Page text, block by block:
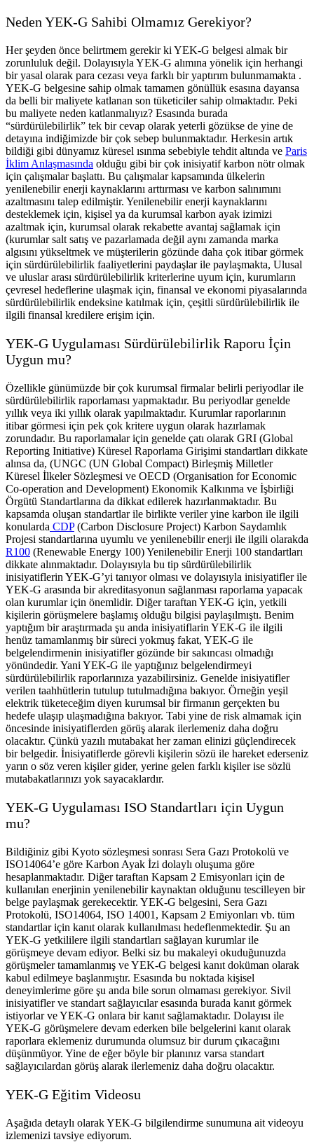
Neden YEK-G Sahibi Olmamız Gerekiyor?
Her şeyden önce belirtmem gerekir ki YEK-G belgesi almak bir
zorunluluk değil. Dolayısıyla YEK-G alımına yönelik için herhangi
bir yasal olarak para cezası veya farklı bir yaptırım bulunmamakta .
YEK-G belgesine sahip olmak tamamen gönüllük esasına dayansa
da belli bir maliyete katlanan son tüketiciler sahip olmaktadır. Peki
bu maliyete neden katlanmalıyız? Esasında burada
“sürdürülebilirlik” tek bir cevap olarak yeterli gözükse de yine de
detayına indiğimizde bir çok sebep bulunmaktadır. Herkesin artık
bildiği gibi dünyamız küresel ısınma sebebiyle tehdit altında ve Paris
İklim Anlaşmasında olduğu gibi bir çok inisiyatif karbon nötr olmak
için çalışmalar başlattı. Bu çalışmalar kapsamında ülkelerin
yenilenebilir enerji kaynaklarını arttırması ve karbon salınımını
azaltmasını talep edilmiştir. Yenilenebilir enerji kaynaklarını
desteklemek için, kişisel ya da kurumsal karbon ayak izimizi
azaltmak için, kurumsal olarak rekabette avantaj sağlamak için
(kurumlar salt satış ve pazarlamada değil aynı zamanda marka
algısını yükseltmek ve müşterilerin gözünde daha çok itibar görmek
için sürdürülebilirlik faaliyetlerini paydaşlar ile paylaşmakta, Ulusal
ve uluslar arası sürdürülebilirlik kriterlerine uyum için, kurumların
çevresel hedeflerine ulaşmak için, finansal ve ekonomi piyasalarında
sürdürülebilirlik endeksine katılmak için, çeşitli sürdürülebilirlik ile
ilgili finansal kredilere erişim için.
YEK-G Uygulaması Sürdürülebilirlik Raporu İçin
Uygun mu?
Özellikle günümüzde bir çok kurumsal firmalar belirli periyodlar ile
sürdürülebilirlik raporlaması yapmaktadır. Bu periyodlar genelde
yıllık veya iki yıllık olarak yapılmaktadır. Kurumlar raporlarının
itibar görmesi için pek çok kritere uygun olarak hazırlamak
zorundadır. Bu raporlamalar için genelde çatı olarak GRI (Global
Reporting Initiative) Küresel Raporlama Girişimi standartları dikkate
alınsa da, (UNGC (UN Global Compact) Birleşmiş Milletler
Küresel İlkeler Sözleşmesi ve OECD (Organisation for Economic
Co-operation and Development) Ekonomik Kalkınma ve İşbirliği
Örgütü Standartlarına da dikkat edilerek hazırlanmaktadır. Bu
kapsamda oluşan standartlar ile birlikte veriler yine karbon ile ilgili
konularda CDP(Carbon Disclosure Project) Karbon Saydamlık
Projesi standartlarına uyumlu ve yenilenebilir enerji ile ilgili olarakda
R100 (Renewable Energy 100) Yenilenebilir Enerji 100 standartları
dikkate alınmaktadır. Dolayısıyla bu tip sürdürülebilirlik
inisiyatiflerin YEK-G’yi tanıyor olması ve dolayısıyla inisiyatifler ile
YEK-G arasında bir akreditasyonun sağlanması raporlama yapacak
olan kurumlar için önemlidir. Diğer taraftan YEK-G için, yetkili
kişilerin görüşmelere başlamış olduğu bilgisi paylaşılmıştı. Benim
yaptığım bir araştırmada şu anda inisiyatiflarin YEK-G ile ilgili
henüz tamamlanmış bir süreci yokmuş fakat, YEK-G ile
belgelendirmenin inisiyatifler gözünde bir sakıncası olmadığı
yönündedir. Yani YEK-G ile yaptığınız belgelendirmeyi
sürdürülebilirlik raporlarınıza yazabilirsiniz. Genelde inisiyatifler
verilen taahhütlerin tutulup tutulmadığına bakıyor. Örneğin yeşil
elektrik tüketeceğim diyen kurumsal bir firmanın gerçekten bu
hedefe ulaşıp ulaşmadığına bakıyor. Tabi yine de risk almamak için
öncesinde inisiyatiflerden görüş alarak ilerlemeniz daha doğru
olacaktır. Çünkü yazılı mutabakat her zaman elinizi güçlendirecek
bir belgedir. İnisiyatiflerde görevli kişilerin sözü ile hareket ederseniz
yarın o söz veren kişiler gider, yerine gelen farklı kişiler ise sözlü
mutabakatlarınızı yok sayacaklardır.
YEK-G Uygulaması ISO Standartları için Uygun
mu?
Bildiğiniz gibi Kyoto sözleşmesi sonrası Sera Gazı Protokolü ve
ISO14064’e göre Karbon Ayak İzi dolaylı oluşuma göre
hesaplanmaktadır. Diğer taraftan Kapsam 2 Emisyonları için de
kullanılan enerjinin yenilenebilir kaynaktan olduğunu tescilleyen bir
belge paylaşmak gerekecektir. YEK-G belgesini, Sera Gazı
Protokolü, ISO14064, ISO 14001, Kapsam 2 Emiyonları vb. tüm
standartlar için kanıt olarak kullanılması hedeflenmektedir. Şu an
YEK-G yetkililere ilgili standartları sağlayan kurumlar ile
görüşmeye devam ediyor. Belki siz bu makaleyi okuduğunuzda
görüşmeler tamamlanmış ve YEK-G belgesi kanıt doküman olarak
kabul edilmeye başlanmıştır. Esasında bu noktada kişisel
deneyimlerime göre şu anda bile sorun olmaması gerekiyor. Sivil
inisiyatifler ve standart sağlayıcılar esasında burada kanıt görmek
istiyorlar ve YEK-G onlara bir kanıt sağlamaktadır. Dolayısı ile
YEK-G görüşmelere devam ederken bile belgelerini kanıt olarak
raporlara eklemeniz durumunda olumsuz bir durum çıkacağını
düşünmüyor. Yine de eğer böyle bir planınız varsa standart
sağlayıcılardan görüş alarak ilerlemeniz daha doğru olacaktır.
YEK-G Eğitim Videosu
Aşağıda detaylı olarak YEK-G bilgilendirme sunumuna ait videoyu
izlemenizi tavsiye ediyorum.